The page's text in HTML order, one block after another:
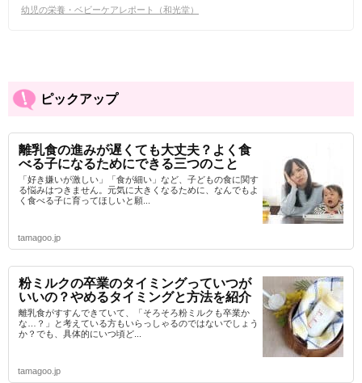
幼児の栄養・ベビーケアレポート（和光堂）
ピックアップ
離乳食の進みが遅くても大丈夫？よく食
べる子になるためにできる三つのこと
「好き嫌いが激しい」「食が細い」など、子どもの食に関す
る悩みはつきません。元気に大きくなるために、なんでもよ
く食べる子に育ってほしいと願...
tamagoo.jp
粉ミルクの卒業のタイミングっていつが
いいの？やめるタイミングと方法を紹介
離乳食がすすんできていて、「そろそろ粉ミルクも卒業か
な…？」と考えている方もいらっしゃるのではないでしょう
か？でも、具体的にいつ頃ど...
tamagoo.jp